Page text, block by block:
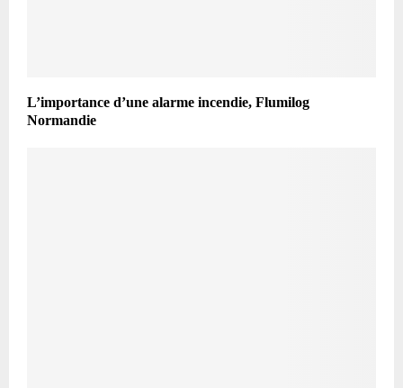
L’importance d’une alarme incendie, Flumilog
Normandie